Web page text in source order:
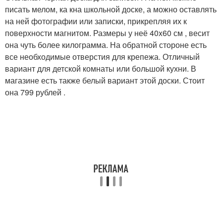
писать мелом, ка кна школьной доске, а можно оставлять
на ней фотографии или записки, прикрепляя их к
поверхности магнитом. Размеры у неё 40x60 см , весит
она чуть более килограмма. На обратной стороне есть
все необходимые отверстия для крепежа. Отличный
вариант для детской комнаты или большой кухни. В
магазине есть также белый вариант этой доски. Стоит
она 799 рублей .